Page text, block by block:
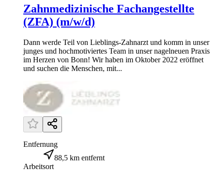
Zahnmedizinische Fachangestellte
(ZFA) (m/w/d)
Dann werde Teil von Lieblings-Zahnarzt und komm in unser
junges und hochmotiviertes Team in unser nagelneuen Praxis
im Herzen von Bonn! Wir haben im Oktober 2022 eröffnet
und suchen die Menschen, mit...
Entfernung
88,5 km entfernt
Arbeitsort